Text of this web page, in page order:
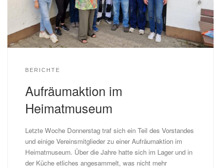
BERICHTE
Aufräumaktion im
Heimatmuseum
Letzte Woche Donnerstag traf sich ein Teil des Vorstandes
und einige Vereinsmitglieder zu einer Aufräumaktion im
Heimatmuseum. Über die Jahre hatte sich im Lager und in
der Küche etliches angesammelt, was nicht mehr